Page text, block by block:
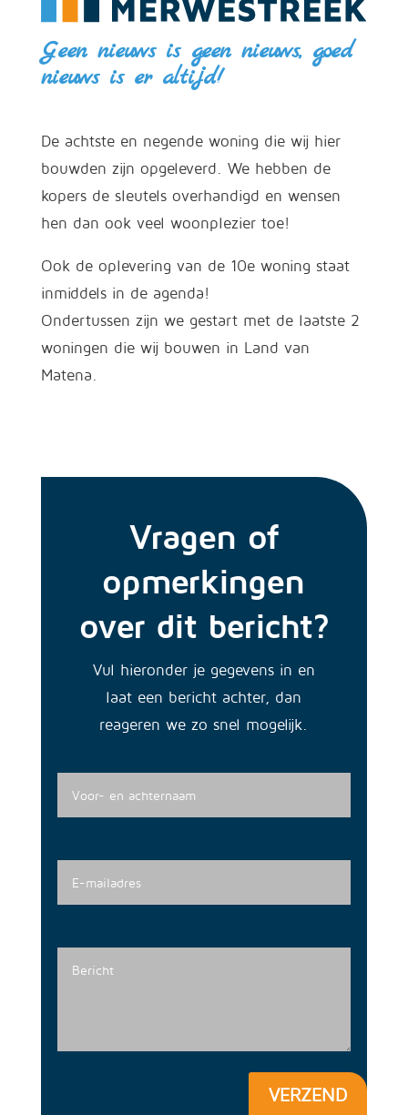
Geen nieuws is geen nieuws, goed
nieuws is er altijd!
De achtste en negende woning die wij hier
bouwden zijn opgeleverd. We hebben de
kopers de sleutels overhandigd en wensen
hen dan ook veel woonplezier toe!
Ook de oplevering van de 10e woning staat
inmiddels in de agenda!
Ondertussen zijn we gestart met de laatste 2
woningen die wij bouwen in Land van
Matena.
Vragen of
opmerkingen
over dit bericht?
Vul hieronder je gegevens in en
laat een bericht achter, dan
reageren we zo snel mogelijk.
VERZEND